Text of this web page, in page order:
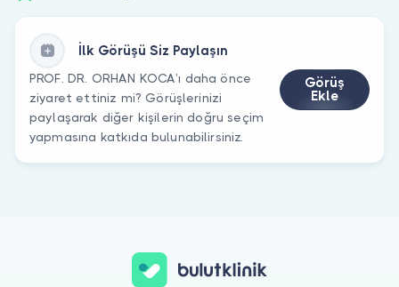
İlk Görüşü Siz Paylaşın
PROF. DR. ORHAN KOCA’ı daha önce
ziyaret ettiniz mi? Görüşlerinizi
paylaşarak diğer kişilerin doğru seçim
yapmasına katkıda bulunabilirsiniz.
Görüş
Ekle